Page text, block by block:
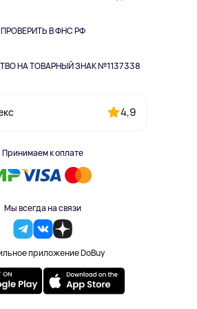
ПРОВЕРИТЬ В ФНС РФ
НА ТОВАРНЫЙ ЗНАК №1137338
4,9
Принимаем к оплате
Мы всегда на связи
приложение DoBuy